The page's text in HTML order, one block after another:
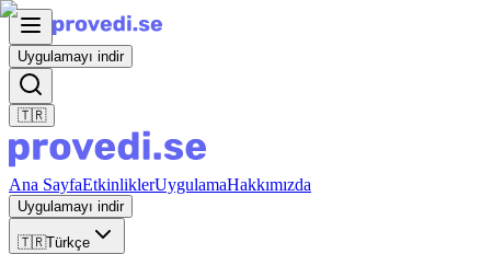
Uygulamayı indir
🇹🇷
Ana SayfaEtkinliklerUygulamaHakkımızda
Uygulamayı indir
🇹🇷Türkçe